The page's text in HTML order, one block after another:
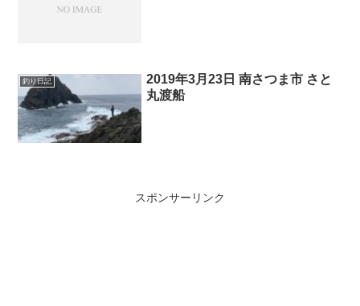
釣り日記
2019年3月23日 南さつま市 さと
丸渡船
スポンサーリンク